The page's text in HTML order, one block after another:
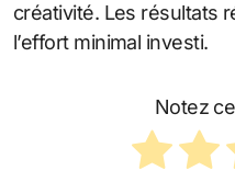
créativité. Les résultats
l’effort minimal investi.
Notez